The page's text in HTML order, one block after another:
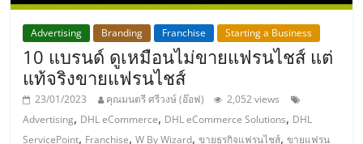
รน
ไชส์,
รวม
Advertising Branding Franchise Starting a Business
10 แบรนด์ ดูเหมือนไม่ขายแฟรนไชส์ แต่
แท้จริงขายแฟรนไชส์
23/01/2023 คุณมนตรี ศรีวงษ์ (อ๊อฟ)
2,052 views
Advertising, DHL eCommerce, DHL eCommerce Solutions, DHL
ServicePoint, Franchise,W By Wizard,ขายธุรกิจแฟรนไชส์,ขายแฟรน